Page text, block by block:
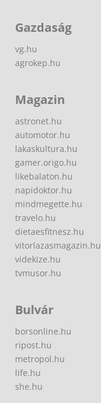
Gazdaság
vg.hu
agrokep.hu
Magazin
astronet.hu
automotor.hu
lakaskultura.hu
gamer.origo.hu
likebalaton.hu
napidoktor.hu
mindmegette.hu
travelo.hu
dietaesfitnesz.hu
vitorlazasmagazin.hu
videkize.hu
tvmusor.hu
Bulvár
borsonline.hu
ripost.hu
metropol.hu
life.hu
she.hu